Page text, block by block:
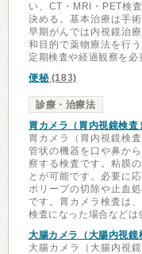
い、CT・MRI・PET検
決める。基本治療は手
早期がんでは内視鏡治
和目的で薬物療法を行
定期検査や経過観察を必
便秘(183)
診療・治療法
胃カメラ（胃内視鏡検査
胃カメラ（胃内視鏡検
管状の機器を口や鼻か
察する検査です。粘膜
とが可能です。必要に
ポリープの切除や止血
です。胃カメラ検査は
検査になった場合などは
大腸カメラ（大腸内視鏡
大腸カメラ（大腸内視